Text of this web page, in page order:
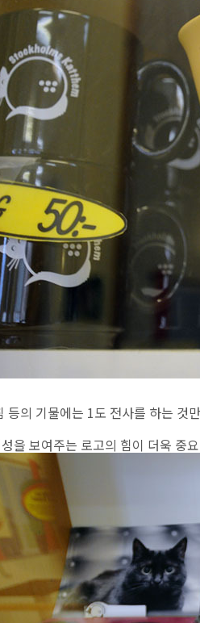
등의 기물에는 1도 전사를 하는 것
을 보여주는 로고의 힘이 더욱 중